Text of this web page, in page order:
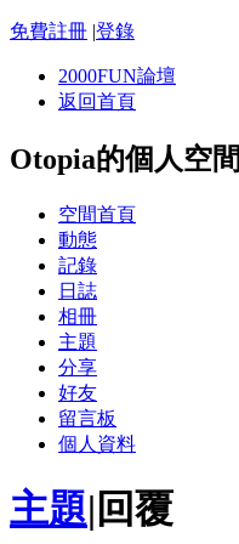
免費註冊 |登錄
2000FUN論壇
返回首頁
Otopia的個人空間
空間首頁
動態
記錄
日誌
相冊
主題
分享
好友
留言板
個人資料
主題| 回覆